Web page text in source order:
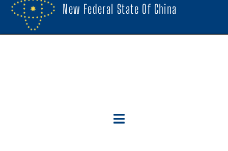
New Federal State Of China